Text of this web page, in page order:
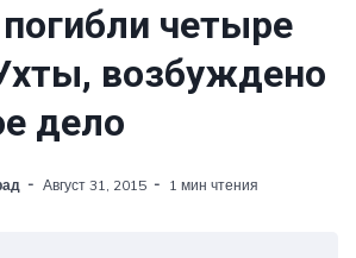
четыре
возбуждено
дело
Август 31, 2015 1 мин чтения